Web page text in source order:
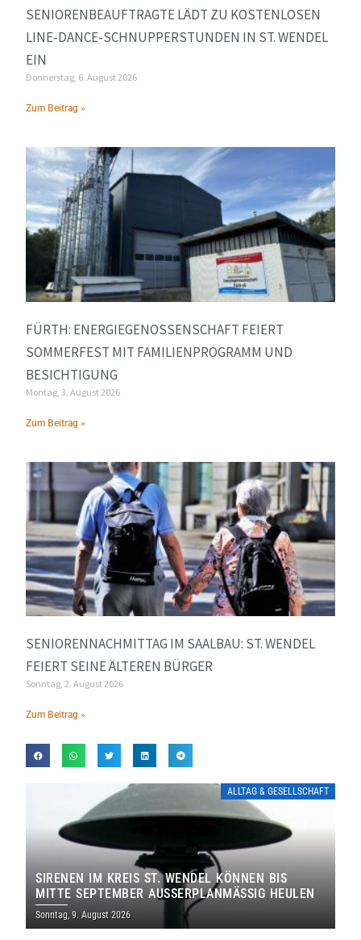
SENIORENBEAUFTRAGTE LÄDT ZU KOSTENLOSEN
LINE-DANCE-SCHNUPPERSTUNDEN IN ST. WENDEL
EIN
Donnerstag, 6. August 2026
Zum Beitrag »
FÜRTH: ENERGIEGENOSSENSCHAFT FEIERT
SOMMERFEST MIT FAMILIENPROGRAMM UND
BESICHTIGUNG
Montag, 3. August 2026
Zum Beitrag »
SENIORENNACHMITTAG IM SAALBAU: ST. WENDEL
FEIERT SEINE ÄLTEREN BÜRGER
Sonntag, 2. August 2026
Zum Beitrag »
ALLTAG & GESELLSCHAFT
SIRENEN IM KREIS ST. WENDEL KÖNNEN BIS
MITTE SEPTEMBER AUSSERPLANMÄSSIG HEULEN
Sonntag, 9. August 2026